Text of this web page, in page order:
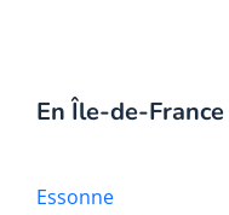
En Île-de-France
Essonne